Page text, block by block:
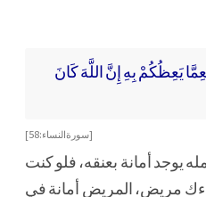
يَعِظُكُمْ بِهِ إِنَّ اللَّهَ كَانَ
[سورة النساء: 58]
يوجد أمانة بعنقه، فلو كنت
مريض، المريض أمانة في